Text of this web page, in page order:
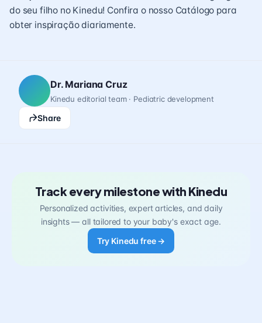
do seu filho no Kinedu! Confira o nosso Catálogo para
obter inspiração diariamente.
Dr. Mariana Cruz
Kinedu editorial team · Pediatric development
Share
Track every milestone with Kinedu
Personalized activities, expert articles, and daily
insights — all tailored to your baby's exact age.
Try Kinedu free →